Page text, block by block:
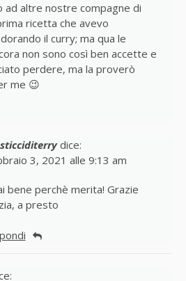
ad altre nostre compagne di
ricetta che avevo
il curry; ma qua le
non sono così ben accette e
perdere, ma la proverò
me 😉
dice:
3, 2021 alle 9:13 am
bene perchè merita! Grazie
a presto